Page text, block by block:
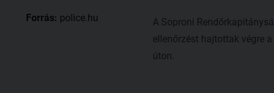
Forrás: police.hu
A Soproni
ellenőrzést hajtottak végre
úton.